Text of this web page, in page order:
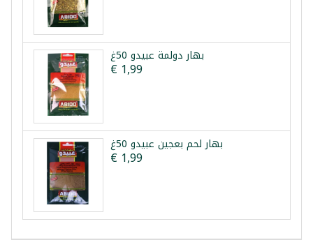
بهار دولمة عبيدو 50غ
€ 1,99
بهار لحم بعجين عبيدو 50غ
€ 1,99